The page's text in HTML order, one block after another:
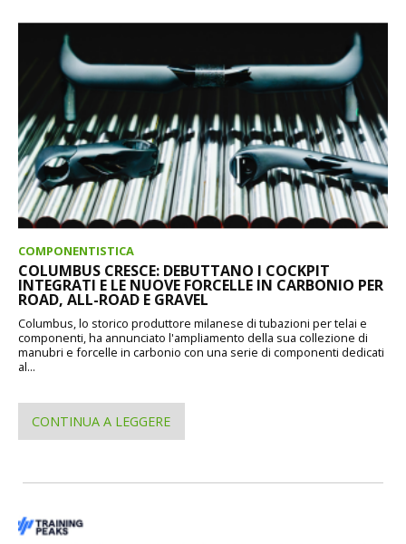
COMPONENTISTICA
COLUMBUS CRESCE: DEBUTTANO I COCKPIT
INTEGRATI E LE NUOVE FORCELLE IN CARBONIO PER
ROAD, ALL-ROAD E GRAVEL
Columbus, lo storico produttore milanese di tubazioni per telai e
componenti, ha annunciato l'ampliamento della sua collezione di
manubri e forcelle in carbonio con una serie di componenti dedicati
al...
CONTINUA A LEGGERE